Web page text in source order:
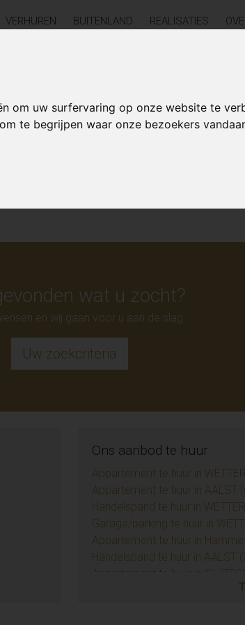
om uw surfervaring op onze website te
te begrijpen waar onze bezoekers
VERHUREN BUITENLAND REALISATIES
wat u zocht?
en wij gaan voor u aan de slag.
Uw zoekcriteria
Ons aanbod te huur
Appartement te huur in
Appartement te huur in AALST
Handelspand te huur in
Garage/parking te huur in
Appartement te huur in
Handelspand te huur in AALST
Appartement te huur in
Handelspand te huur in